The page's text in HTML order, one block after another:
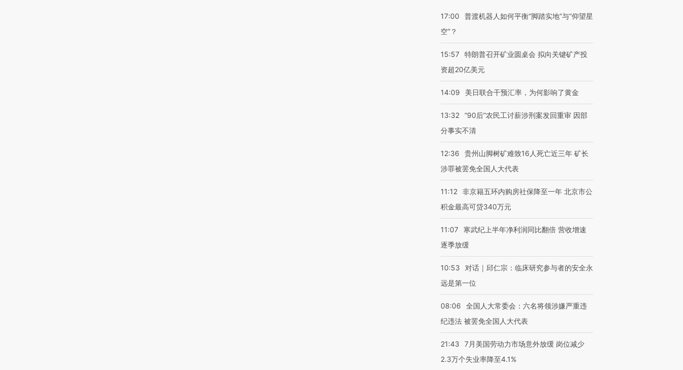
17:00
普渡机器人如何平衡“脚踏实地”与“仰望星
空”？
15:57 特朗普召开矿业圆桌会 拟向关键矿产投
资超20亿美元
14:09 美日联合干预汇率，为何影响了黄金
13:32 “90后”农民工讨薪涉刑案发回重审 因部
分事实不清
12:36
贵州山脚树矿难致16人死亡近三年 矿长
涉罪被罢免全国人大代表
11:12 非京籍五环内购房社保降至一年 北京市公
积金最高可贷340万元
11:07
寒武纪上半年净利润同比翻倍 营收增速
逐季放缓
10:53
对话｜邱仁宗：临床研究参与者的安全永
远是第一位
08:06
全国人大常委会：六名将领涉嫌严重违
纪违法 被罢免全国人大代表
21:43
7月美国劳动力市场意外放缓 岗位减少
2.3万个失业率降至4.1%